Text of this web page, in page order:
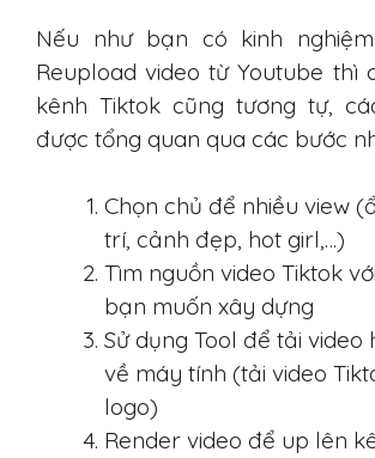
Nếu như bạn có kinh
Reupload video từ Youtube thì
kênh Tiktok cũng tương tự,
được tổng quan qua các bước
Chọn chủ để nhiều view
trí, cảnh đẹp, hot girl,…)
Tìm nguồn video Tiktok
bạn muốn xây dựng
Sử dụng Tool để tải video
về máy tính (tải video
logo)
Render video để up lên